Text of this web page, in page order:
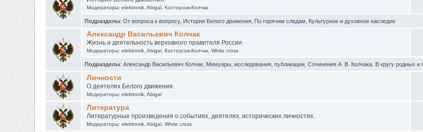
Модераторы: elektronik, Abigal, Костоусов-Колчак
Подразделы:От вопроса к вопросу, История Белого движения По горячим следам Культурное и духовное наследие
Александр Васильевич Колчак
Жизнь и деятельность верховного правителя России
Модераторы: elektronik, Abigal, Костоусов-Колчак, White cross
Подразделы:Александр Васильевич Колчак Мемуары, исследования, публикации ,Сочинения А. В. Колчака В кругу родных и
Личности
О деятелях Белого движения.
Модераторы: elektronik, Abigal
Литература
Литературные произведения о событиях, деятелях, исторических личностях.
Модераторы: elektronik, Abigal, White cross